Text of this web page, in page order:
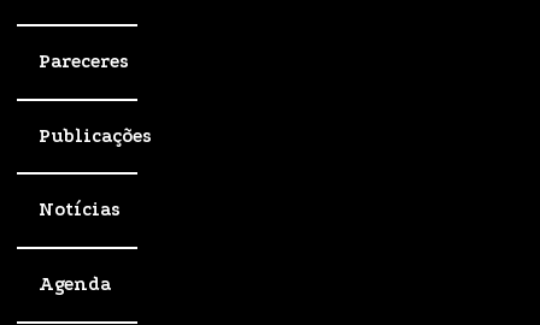
Pareceres
Publicações
Notícias
Agenda